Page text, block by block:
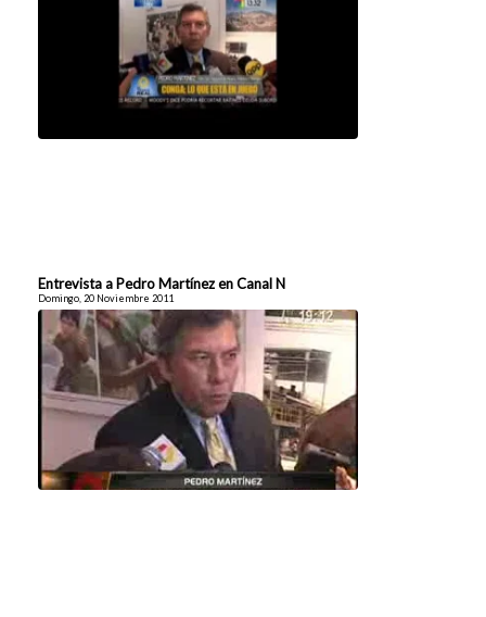
Entrevista a Pedro Martínez en Canal N
Domingo, 20 Noviembre 2011